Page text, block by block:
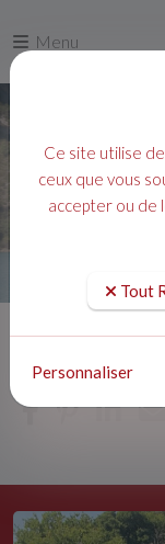
Menu
Ce site utilise
ceux que vous
accepter ou de
Tout
Personnaliser